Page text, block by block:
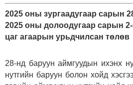
2025 оны зургаадугаар сарын
2025 оны долоодугаар сарын
цаг агаарын урьдчилсан төлөв
28-нд баруун аймгуудын ихэнх
нутгийн баруун болон хойд